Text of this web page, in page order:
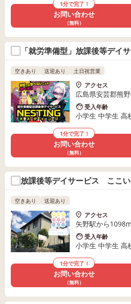
1分で完了！
お問い合わせ
（無料）
「就労準備型」放課後等デイ
空きあり 送迎あり 土日祝営業
アクセス
広島県安芸郡熊
受入年齢
小学生 中学生 高
1分で完了！
お問い合わせ
（無料）
放課後等デイサービス ここい
空きあり 送迎あり
アクセス
矢野駅から
受入年齢
小学生 中学生 高
1分で完了！
お問い合わせ
（無料）